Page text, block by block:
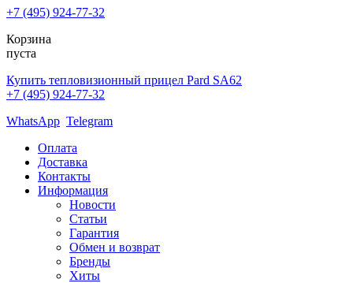
+7 (495) 924-77-32
Корзина
пуста
Купить тепловизионный прицел Pard SA62
+7 (495) 924-77-32
WhatsApp Telegram
Оплата
Доставка
Контакты
Информация
Новости
Статьи
Гарантия
Обмен и возврат
Бренды
Хиты